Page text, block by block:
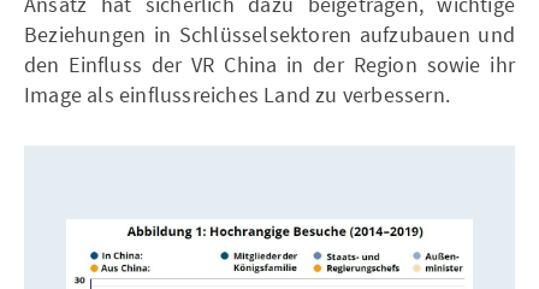
Beziehungen in Schlüsselsektoren aufzubauen und
den Einfluss der VR China in der Region sowie ihr
Image als einflussreiches Land zu verbessern.